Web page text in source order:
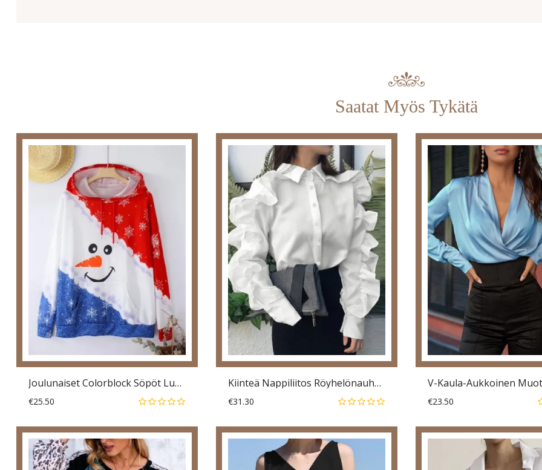
Saatat Myös Tykätä
Joulunaiset Colorblock Söpöt Lumiukkokuvioiset Hupparit Kengurutaskulla
€25.50
Kiinteä Nappiliitos Röyhelönauha Pitkähihainen Rento Pusero
€31.30 €23.50